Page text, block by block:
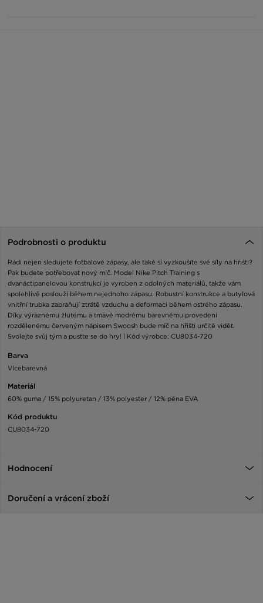
Podrobnosti o produktu
Rádi nejen sledujete fotbalové zápasy, ale také si vyzkoušíte své síly na hřišti?
Pak budete potřebovat nový míč. Model Nike Pitch Training s
dvanáctipanelovou konstrukcí je vyroben z odolných materiálů, takže vám
spolehlivě poslouží během nejednoho zápasu. Robustní konstrukce a butylová
vnitřní trubka zabraňují ztrátě vzduchu a deformaci během ostrého zápasu.
Díky výraznému žlutému a tmavě modrému barevnému provedení
rozdělenému červeným nápisem Swoosh bude míč na hřišti určitě vidět.
Svolejte svůj tým a pusťte se do hry! | Kód výrobce: CU8034-720
Barva
Vícebarevná
Materiál
60% guma / 15% polyuretan / 13% polyester / 12% pěna EVA
Kód produktu
CU8034-720
Hodnocení
Doručení a vrácení zboží